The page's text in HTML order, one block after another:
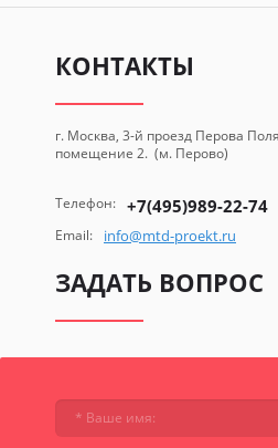
КОНТАКТЫ
г. Москва, 3-й проезд Перова
помещение 2. (м. Перово)
Телефон: +7(495)989-22-74
Email: info@mtd-proekt.ru
ЗАДАТЬ ВОПРОС